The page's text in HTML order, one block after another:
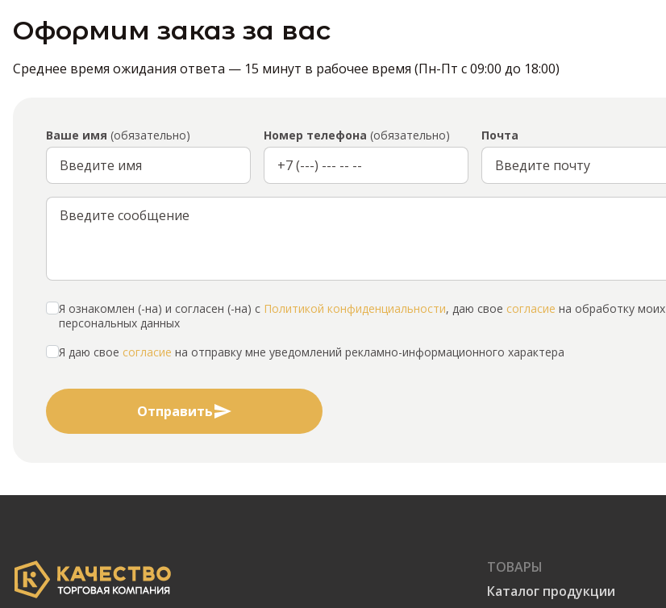
Оформим заказ за вас
Среднее время ожидания ответа — 15 минут в рабочее время (Пн-Пт с 09:00 до 18:00)
Ваше имя (обязательно) Номер телефона (обязательно) Почта
Я ознакомлен (-на) и согласен (-на) с Политикой конфиденциальности, даю свое согласие на обработку моих
персональных данных
Я даю свое согласие на отправку мне уведомлений рекламно-информационного характера
Отправить
ТОВАРЫ
Каталог продукции